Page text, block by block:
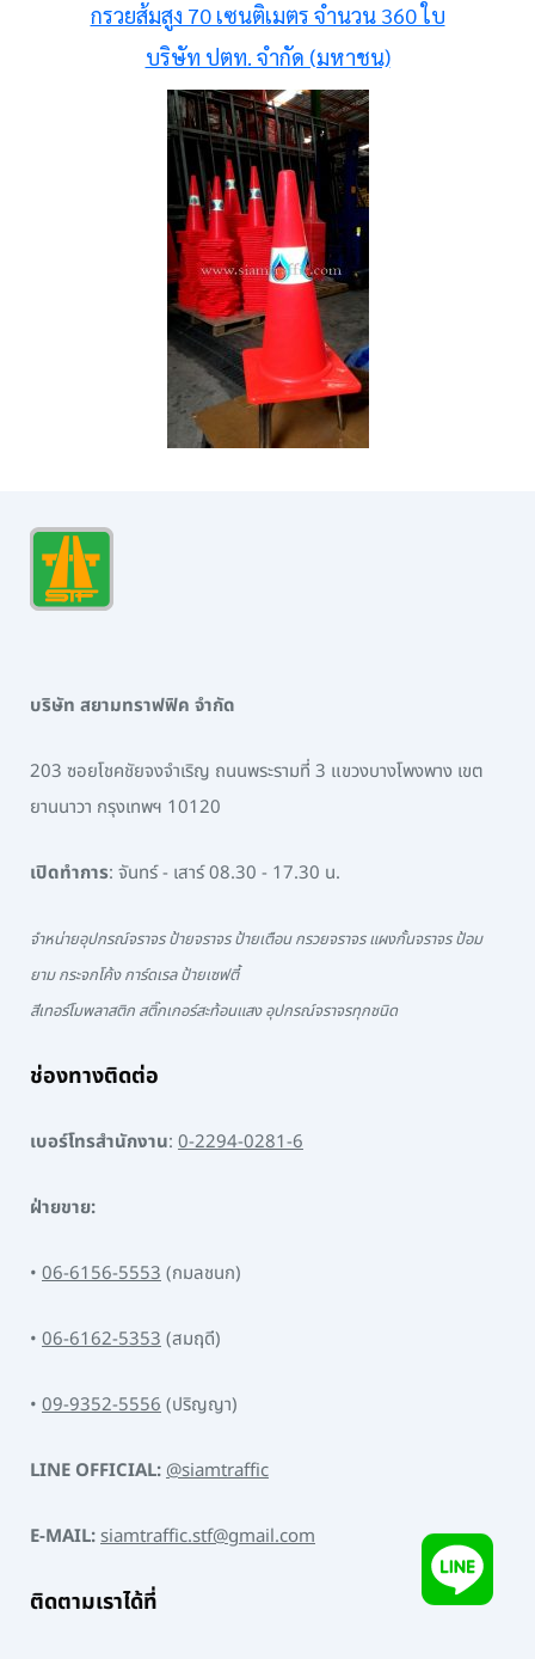
กรวยส้มสูง 70 เซนติเมตร จำนวน 360 ใบ
บริษัท ปตท. จำกัด (มหาชน)
บริษัท สยามทราฟฟิค จำกัด
203 ซอยโชคชัยจงจำเริญ ถนนพระรามที่ 3 แขวงบางโพงพาง เขต
ยานนาวา กรุงเทพฯ 10120
เปิดทำการ: จันทร์ - เสาร์ 08.30 - 17.30 น.
จำหน่ายอุปกรณ์จราจร ป้ายจราจร ป้ายเตือน กรวยจราจร แผงกั้นจราจร ป้อม
ยาม กระจกโค้ง การ์ดเรล ป้ายเซฟตี้
สีเทอร์โมพลาสติก สติ๊กเกอร์สะท้อนแสง อุปกรณ์จราจรทุกชนิด
ช่องทางติดต่อ
เบอร์โทรสำนักงาน: 0-2294-0281-6
ฝ่ายขาย:
• 06-6156-5553(กมลชนก)
• 06-6162-5353(สมฤดี)
• 09-9352-5556(ปริญญา)
LINE OFFICIAL:@siamtraffic
E-MAIL:siamtraffic.stf@gmail.com
ติดตามเราได้ที่